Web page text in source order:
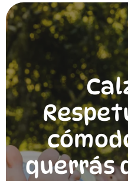
n
l
a
p
á
g
n
a
d
e
p
r
o
d
u
t
o
querrás